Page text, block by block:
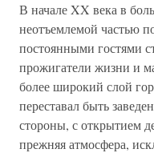
В начале XX века в
неотъемлемой частью
постоянными гостями
прожигатели жизни и
более широкий слой
переставал быть
стороны, с открытием
прежняя атмосфера,